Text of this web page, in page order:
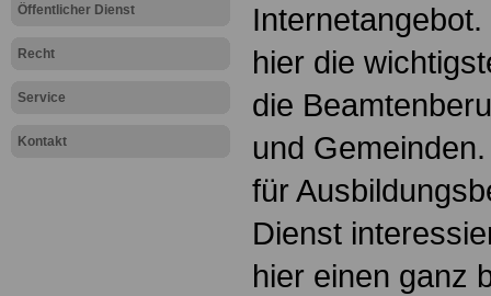
Öffentlicher Dienst
Recht
Service
Kontakt
hier die
die
und
für
Dienst
hier einen ganz